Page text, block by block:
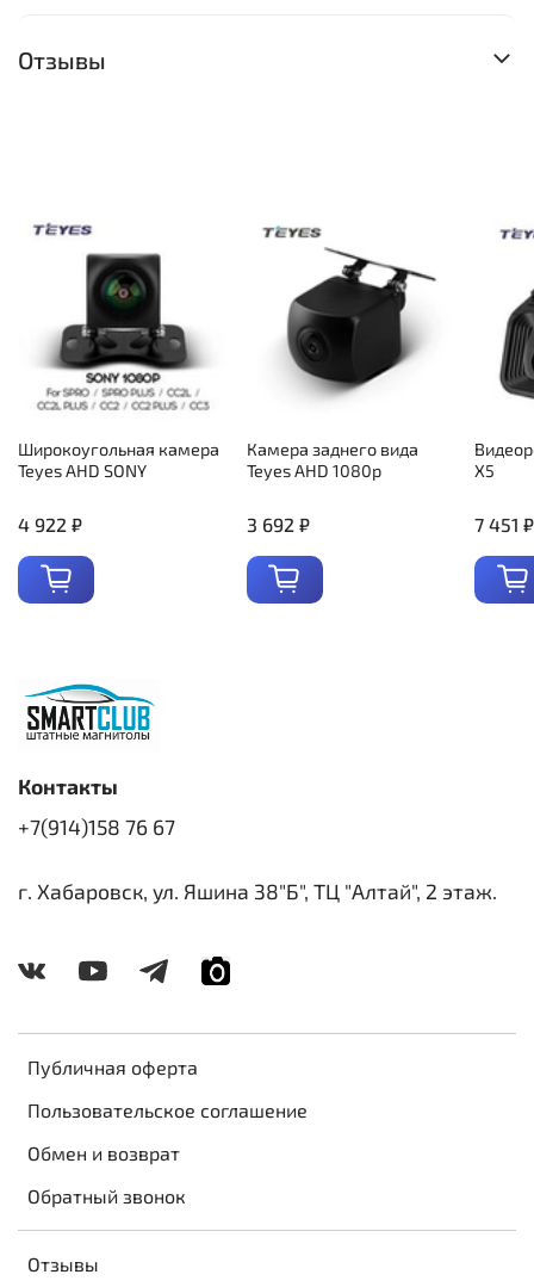
Отзывы
Широкоугольная камера
Teyes AHD SONY
4 922 ₽
Камера заднего вида
Teyes AHD 1080p
3 692 ₽
X5
7 451 ₽
Публичная оферта
Пользовательское соглашение
Обмен и возврат
Обратный звонок
Отзывы
Контакты
+7(914)158 76 67
г. Хабаровск, ул. Яшина 38"Б", ТЦ "Алтай", 2 этаж.